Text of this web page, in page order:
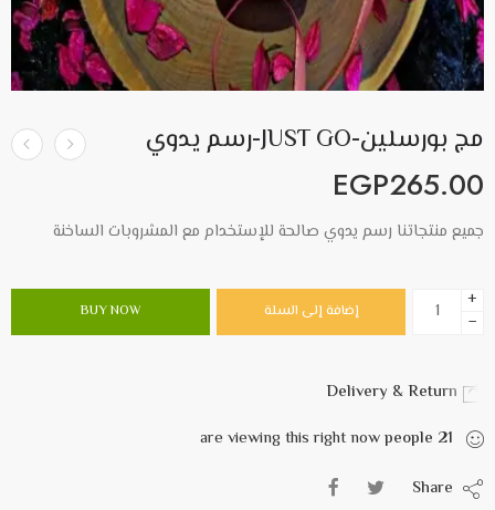
مج بورسلين-JUST GO-رسم يدوي
EGP265.00
جميع منتجاتنا رسم يدوي صالحة للإستخدام مع المشروبات الساخنة
+
−
إضافة إلى السلة BUY NOW
21
people